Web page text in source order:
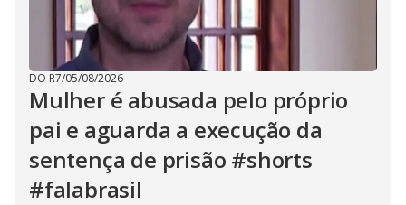
DO R7/05/08/2026
Mulher é abusada pelo próprio
pai e aguarda a execução da
sentença de prisão #shorts
#falabrasil